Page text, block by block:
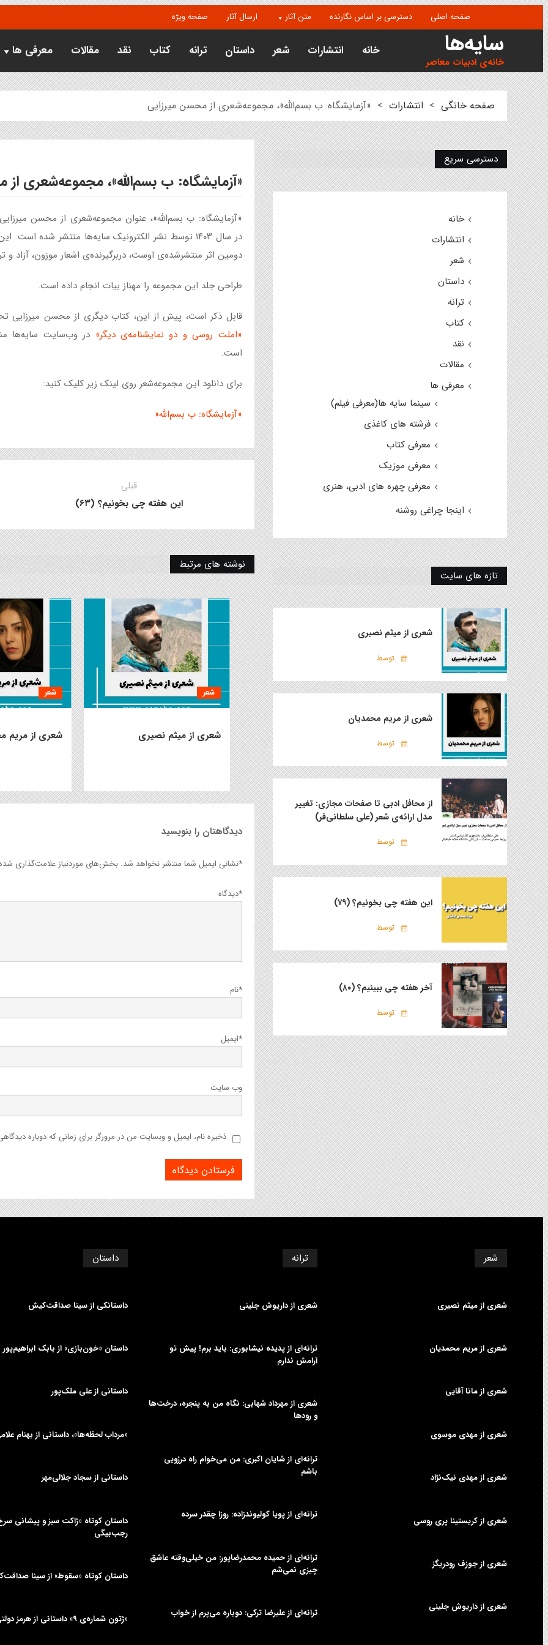
صفحه اصلی دسترسی بر اساس نگارنده متن آثار ارسال آثار صفحه ویژه
سایه‌ها
خانه‌ی ادبیات معاصر
خانه انتشارات شعر داستان ترانه کتاب نقد مقالات معرفی ها
صفحه خانگی > انتشارات > «آزمایشگاه: ب بسم‌الله»، مجموعه‌شعری از محسن میرزایی
«آزمایشگاه: ب بسم‌الله»، مجموعه‌شعری
«آزمایشگاه: ب بسم‌الله»، عنوان مجموعه‌شعری از محسن
در سال ۱۴۰۳ توسط نشر الکترونیک سایه‌ها منتشر شده است.
دومین اثر منتشرشده‌ی اوست، دربرگیرنده‌ی اشعار موزون، آزاد و
طراحی جلد این مجموعه را مهناز بیات انجام داده است.
قابل ذکر است، پیش‌ از این، کتاب دیگری از محسن میرزایی
«املت روسی و دو نمایشنامه‌ی دیگر» در وب‌سایت سایه‌ها
است.
برای دانلود این مجموعه‌شعر روی لینک زیر کلیک کنید:
«آزمایشگاه: ب بسم‌الله»
قبلی
این هفته چی بخونیم؟ (۶۳)
نوشته های مرتبط
شعر
شعری از میثم نصیری
شعر
شعری از مریم
دیدگاهتان را بنویسید
نشانی ایمیل شما منتشر نخواهد شد. بخش‌های موردنیاز علامت‌گذاری *
دیدگاه*
نام*
ایمیل*
وب‌ سایت
ذخیره نام، ایمیل و وبسایت من در مرورگر برای زمانی که دوباره
دسترسی سریع
خانه
انتشارات
شعر
داستان
ترانه
کتاب
نقد
مقالات
معرفی ها
سینما سایه ها(معرفی فیلم)
فرشته های کاغذی
معرفی کتاب
معرفی موزیک
معرفی چهره های ادبی، هنری
اینجا چراغی روشنه
تازه های سایت
شعری از میثم نصیری
توسط
شعری از مریم محمدیان
توسط
از محافل ادبی تا صفحات مجازی: تغییر
مدل ارائه‌ی شعر (علی سلطانی‌فر)
توسط
این هفته چی بخونیم؟ (۷۹)
توسط
آخر هفته چی ببینیم؟ (۸۰)
توسط
شعر
شعری از میثم نصیری
شعری از مریم محمدیان
شعری از مانا آقایی
شعری از مهدی موسوی
شعری از مهدی نیک‌نژاد
شعری از کریستینا پری روسی
شعری از جوزف رودریگز
شعری از داریوش جلینی
ترانه
شعری از داریوش جلینی
ترانه‌ای از پدیده نیشابوری: باید برم! پیش تو
آرامش ندارم
شعری از مهرداد شهابی: نگاه من به پنجره، درخت‌ها
و رودها
ترانه‌ای از شایان اکبری: من می‌خوام راه دررُویی
باشم
ترانه‌ای از پویا کولیوندزاده: روزا چقدر سرده
ترانه‌ای از حمیده محمدرضاپور: من خیلی‌وقته عاشق
چیزی نمی‌شم
ترانه‌ای از علیرضا ترکی: دوباره می‌پرم از خواب
داستان
داستانکی از سینا صداقت‌کیش
داستان «خون‌بازی» از بابک ابراهیم‌پور
داستانی از علی‌ ملک‌پور
«مرداب لحظه‌ها»، داستانی از بهنام
داستانی از سجاد جلالی‌مهر
داستان کوتاه «ژاکت سبز و پیشانی
رجب‌بیگی
داستان کوتاه «سقوط» از سینا
«ژتون شماره‌ی ۹» داستانی از هرمز دولتی‌جلیلیان